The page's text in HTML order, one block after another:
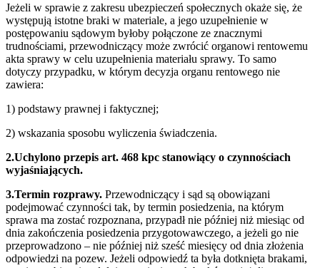
Jeżeli w sprawie z zakresu ubezpieczeń społecznych okaże się, że
występują istotne braki w materiale, a jego uzupełnienie w
postępowaniu sądowym byłoby połączone ze znacznymi
trudnościami, przewodniczący może zwrócić organowi rentowemu
akta sprawy w celu uzupełnienia materiału sprawy. To samo
dotyczy przypadku, w którym decyzja organu rentowego nie
zawiera:
1) podstawy prawnej i faktycznej;
2) wskazania sposobu wyliczenia świadczenia.
2.Uchylono przepis art. 468 kpc stanowiący o czynnościach
wyjaśniających.
3.Termin rozprawy. Przewodniczący i sąd są obowiązani
podejmować czynności tak, by termin posiedzenia, na którym
sprawa ma zostać rozpoznana, przypadł nie później niż miesiąc od
dnia zakończenia posiedzenia przygotowawczego, a jeżeli go nie
przeprowadzono – nie później niż sześć miesięcy od dnia złożenia
odpowiedzi na pozew. Jeżeli odpowiedź ta była dotknięta brakami,